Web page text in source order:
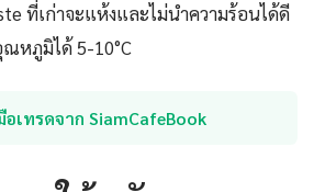
ที่เก่าจะแห้งและไม่นำความร้อนได้ดี
หภูมิได้ 5-10°C
อเทรดจาก SiamCafeBook